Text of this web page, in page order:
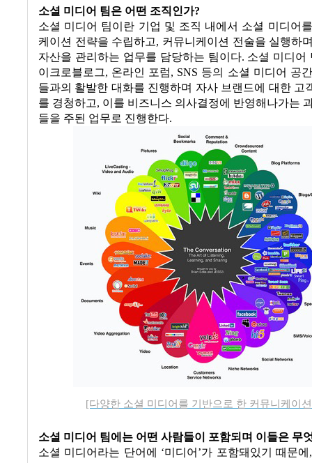
소셜 미디어 팀은 어떤 조직인가?
소셜 미디어 팀이란 기업 및 조직 내에서 소셜 미디어
케이션 전략을 수립하고, 커뮤니케이션 전술을 실행하
자산을 관리하는 업무를 담당하는 팀이다. 소셜 미디어
이크로블로그, 온라인 포럼, SNS 등의 소셜 미디어 공
들과의 활발한 대화를 진행하며 자사 브랜드에 대한 고
를 경청하고, 이를 비즈니스 의사결정에 반영해나가는
들을 주된 업무로 진행한다.
[다양한 소셜 미디어를 기반으로 한 커뮤니케이
소셜 미디어 팀에는 어떤 사람들이 포함되며 이들은 무
소셜 미디어라는 단어에 ‘미디어 ’가 포함돼있기 때문에